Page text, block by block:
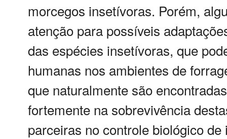
morcegos insetívoras. Porém,
atenção para possíveis
das espécies insetívoras, que
humanas nos ambientes de
que naturalmente são
fortemente na sobrevivência
parceiras no controle biológico de